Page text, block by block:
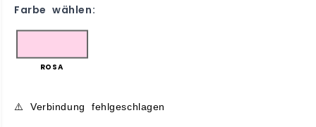
Farbe wählen:
ROSA
⚠️ Verbindung fehlgeschlagen